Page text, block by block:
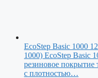
EcoStep Basic 1000
1000) EcoStep Basic
резиновое
с плотностью…